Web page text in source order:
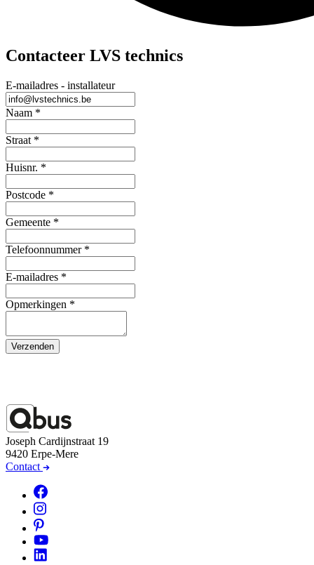
Contacteer LVS technics
E-mailadres - installateur
Naam *
Straat *
Huisnr. *
Postcode *
Gemeente *
Telefoonnummer *
E-mailadres *
Opmerkingen *
Verzenden
Joseph Cardijnstraat 19
9420 Erpe-Mere
Contact